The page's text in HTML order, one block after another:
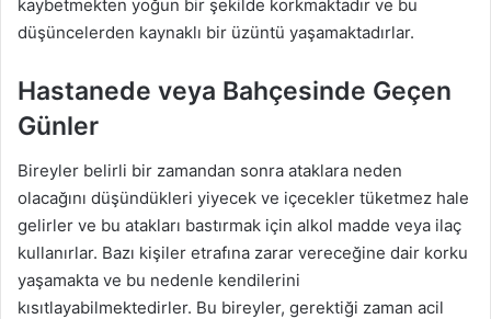
kaybetmekten yoğun bir şekilde korkmaktadır ve bu
düşüncelerden kaynaklı bir üzüntü yaşamaktadırlar.
Hastanede veya Bahçesinde Geçen
Günler
Bireyler belirli bir zamandan sonra ataklara neden
olacağını düşündükleri yiyecek ve içecekler tüketmez hale
gelirler ve bu atakları bastırmak için alkol madde veya ilaç
kullanırlar. Bazı kişiler etrafına zarar vereceğine dair korku
yaşamakta ve bu nedenle kendilerini
kısıtlayabilmektedirler. Bu bireyler, gerektiği zaman acil